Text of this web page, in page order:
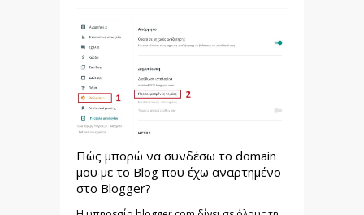
Πώς μπορώ να συνδέσω το domain
μου με το Blog που έχω αναρτημένο
στο Blogger?